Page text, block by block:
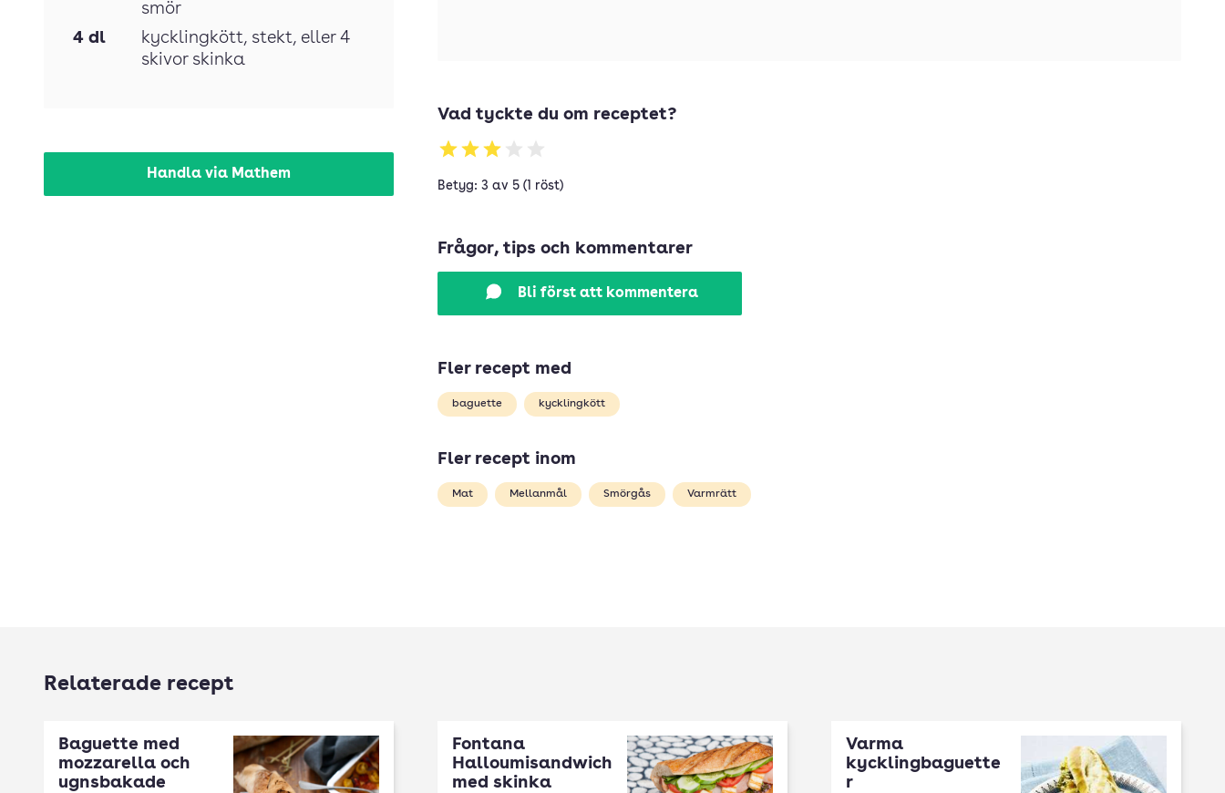
smör
4 dl kycklingkött, stekt, eller 4
skivor skinka
Handla via Mathem
Vad tyckte du om receptet?
Betyg: 3 av 5 (1 röst)
Frågor, tips och kommentarer
Bli först att kommentera
Fler recept med
baguette kycklingkött
Fler recept inom
Mat Mellanmål Smörgås Varmrätt
Relaterade recept
Baguette med
mozzarella och
ugnsbakade
Fontana
Halloumisandwich
med skinka
Varma
kycklingbaguette
r